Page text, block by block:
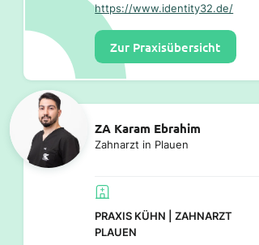
https://www.identity32.de/
Zur Praxisübersicht
ZA Karam Ebrahim
Zahnarzt in Plauen
PRAXIS KÜHN | ZAHNARZT
PLAUEN